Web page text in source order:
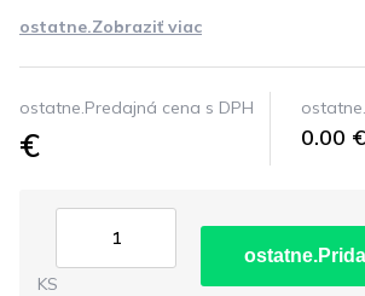
ostatne.Zobraziť viac
ostatne.Predajná cena s DPH
€ 0.00 €
KS